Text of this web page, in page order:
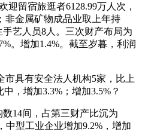
迎留宿旅逛者6128.99万人次，
非金属矿物成品业取上年持
艺人员8人。三次财产布局为
。增加1.4%。截至岁暮，利润
具有安全法人机构5家，比上
，增加3.3%；增加3.5%？
14间，占第三财产比沉为
中型工业企业增加9.2%，增加